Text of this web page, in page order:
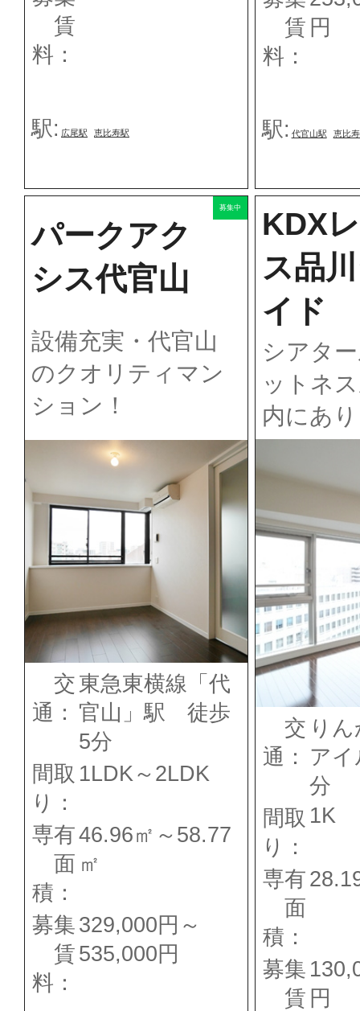
賃
料：
駅: 広尾駅 恵比寿駅
賃
料：
円
駅: 代官山駅 恵比
パークアク
シス代官山
設備充実・代官山
のクオリティマン
ション！
交
通：
東急東横線「代
官山」駅 徒歩
5分
間取
り：
1LDK～2LDK
専有
面
積：
46.96㎡～58.77
㎡
募集
賃
料：
329,000円～
535,000円
募集中
KDX
ス品
イド
シアタ
ットネ
内にあ
交
通：
り
ア
分
間取
り：
1K
専有
面
積：
募集
賃 円